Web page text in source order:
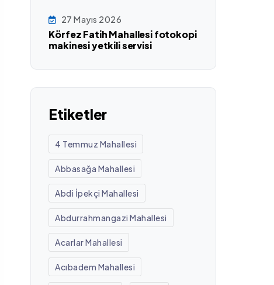
27 Mayıs 2026
Körfez Fatih Mahallesi fotokopi
makinesi yetkili servisi
Etiketler
4 Temmuz Mahallesi
Abbasağa Mahallesi
Abdi İpekçi Mahallesi
Abdurrahmangazi Mahallesi
Acarlar Mahallesi
Acıbadem Mahallesi